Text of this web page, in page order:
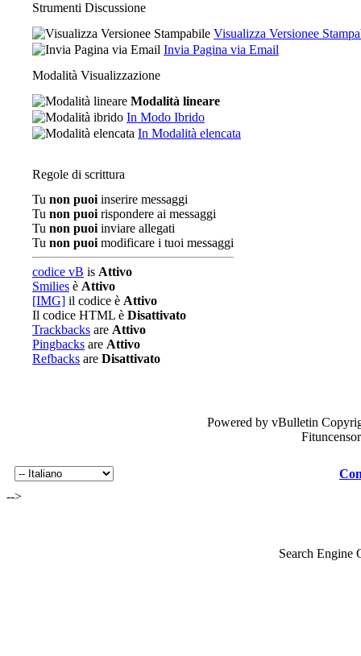
Strumenti Discussione
Visualizza Versionee
Invia Pagina via Email
Modalità Visualizzazione
Modalità lineare
In Modo Ibrido
In Modalità elencata
Regole di scrittura
Tu non puoi inserire messaggi
Tu non puoi rispondere ai messaggi
Tu non puoi inviare allegati
Tu non puoi modificare i tuoi messaggi
codice vB is Attivo
Smilies è Attivo
[IMG] il codice è Attivo
Il codice HTML è Disattivato
Trackbacks are Attivo
Pingbacks are Attivo
Refbacks are Disattivato
Powered by vBulletin
-->
Search Engine